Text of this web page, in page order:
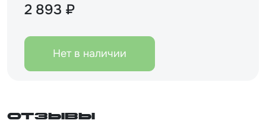
2 893 ₽
Нет в наличии
Отзывы